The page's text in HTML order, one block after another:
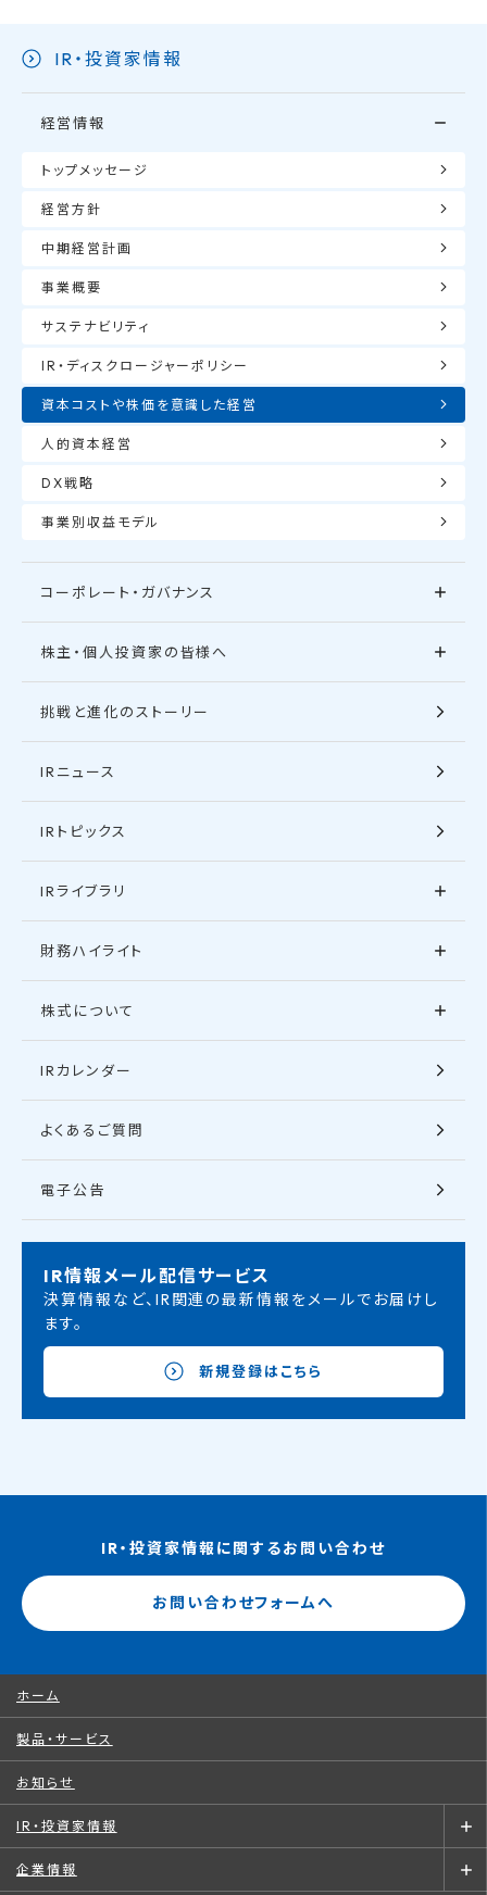
IR・投資家情報
経営情報
トップメッセージ
経営方針
中期経営計画
事業概要
サステナビリティ
IR・ディスクロージャーポリシー
資本コストや株価を意識した経営
人的資本経営
DX戦略
事業別収益モデル
コーポレート・ガバナンス
株主・個人投資家の皆様へ
挑戦と進化のストーリー
IRニュース
IRトピックス
IRライブラリ
財務ハイライト
株式について
IRカレンダー
よくあるご質問
電子公告
IR情報メール配信サービス
決算情報など、IR関連の最新情報をメールでお届けし
ます。
新規登録はこちら
IR・投資家情報に関するお問い合わせ
お問い合わせフォームへ
ホーム
製品・サービス
お知らせ
IR・投資家情報
企業情報